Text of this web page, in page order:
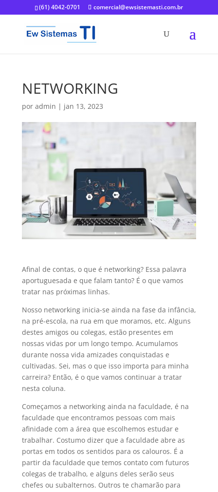
(61) 4042-0701 comercial@ewsistemasti.com.br
NETWORKING
por admin | jan 13, 2023
Afinal de contas, o que é networking? Essa palavra
aportuguesada e que falam tanto? É o que vamos
tratar nas próximas linhas.
Nosso networking inicia-se ainda na fase da infância,
na pré-escola, na rua em que moramos, etc. Alguns
destes amigos ou colegas, estão presentes em
nossas vidas por um longo tempo. Acumulamos
durante nossa vida amizades conquistadas e
cultivadas. Sei, mas o que isso importa para minha
carreira? Então, é o que vamos continuar a tratar
nesta coluna.
Começamos a networking ainda na faculdade, é na
faculdade que encontramos pessoas com mais
afinidade com a área que escolhemos estudar e
trabalhar. Costumo dizer que a faculdade abre as
portas em todos os sentidos para os calouros. É a
partir da faculdade que temos contato com futuros
colegas de trabalho, e alguns deles serão seus
chefes ou subalternos. Outros te chamarão para